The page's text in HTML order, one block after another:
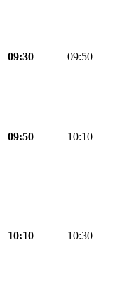
09:30 09:50
09:50 10:10
10:10 10:30